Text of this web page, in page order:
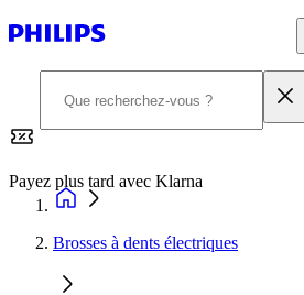
Payez plus tard avec Klarna
Brosses à dents électriques